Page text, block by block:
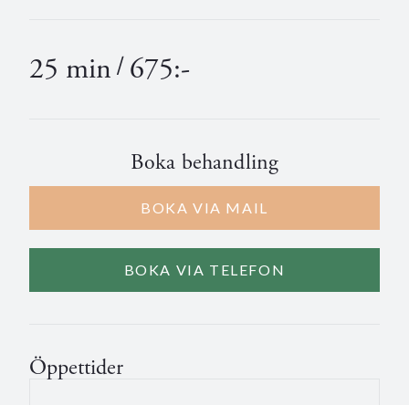
25 min/675:-
Boka behandling
BOKA VIA MAIL
BOKA VIA TELEFON
Öppettider